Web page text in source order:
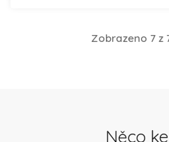
Zobrazeno 7 z
Něco